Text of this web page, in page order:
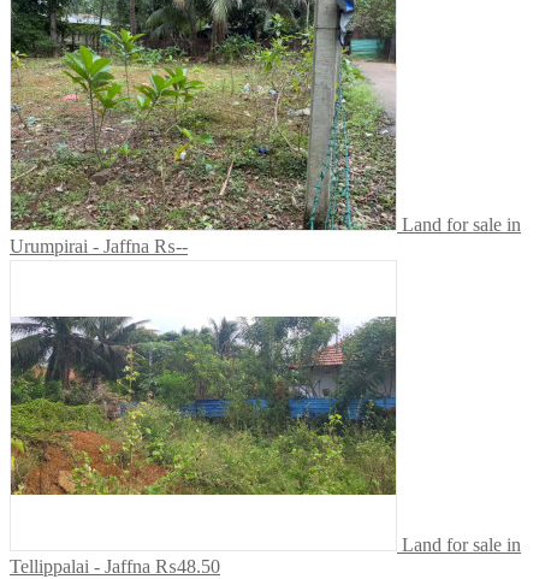
Land for sale in
Urumpirai - Jaffna ₨--
Land for sale in
Tellippalai - Jaffna ₨48.50